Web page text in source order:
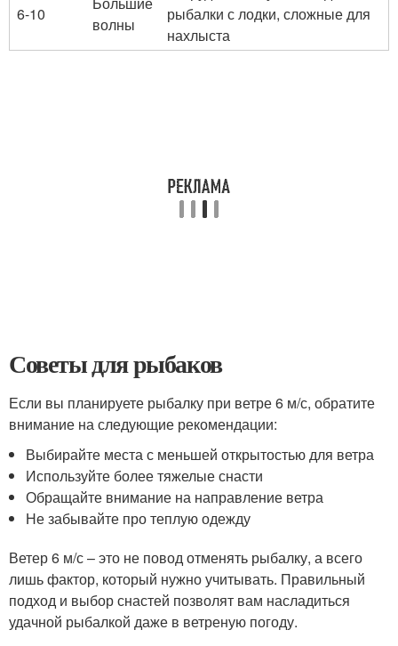
6-10
волны
рыбалки с лодки, сложные для
нахлыста
Советы для рыбаков
Если вы планируете рыбалку при ветре 6 м/с, обратите
внимание на следующие рекомендации:
Выбирайте места с меньшей открытостью для ветра
Используйте более тяжелые снасти
Обращайте внимание на направление ветра
Не забывайте про теплую одежду
Ветер 6 м/с – это не повод отменять рыбалку, а всего
лишь фактор, который нужно учитывать. Правильный
подход и выбор снастей позволят вам насладиться
удачной рыбалкой даже в ветреную погоду.